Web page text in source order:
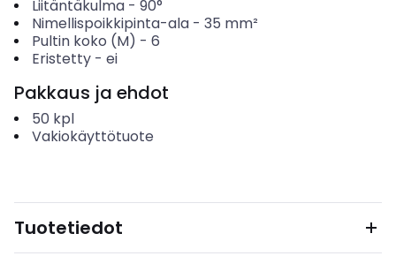
Liitäntäkulma- 90°
Nimellispoikkipinta-ala- 35 mm²
Pultin koko (M) - 6
Eristetty- ei
Pakkaus ja ehdot
50 kpl
Vakiokäyttötuote
Tuotetiedot